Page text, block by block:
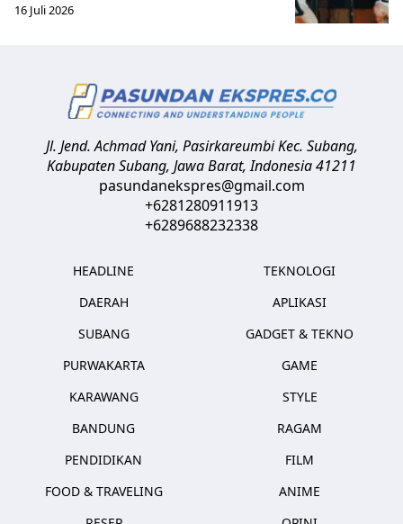
16 Juli 2026
Jl. Jend. Achmad Yani, Pasirkareumbi Kec. Subang,
Kabupaten Subang, Jawa Barat,Indonesia41211
pasundanekspres@gmail.com
+6281280911913
+6289688232338
HEADLINE
DAERAH
SUBANG
PURWAKARTA
KARAWANG
BANDUNG
PENDIDIKAN
FOOD & TRAVELING
TEKNOLOGI
APLIKASI
GADGET & TEKNO
GAME
STYLE
RAGAM
FILM
ANIME